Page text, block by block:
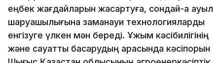
еңбек жағдайларын жақсартуға, сондай-ақ ауыл
шаруашылығына заманауи технологияларды
енгізуге үлкен мән береді. Ұжым кәсібилігінің
және сауатты басқарудың арқасында кәсіпорын